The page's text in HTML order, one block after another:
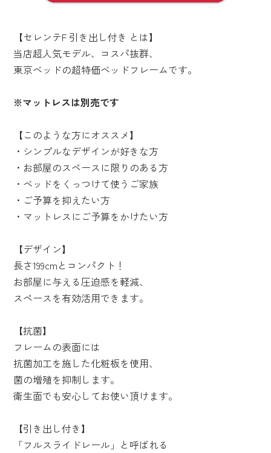
【セレンテF 引き出し付き とは】
当店超人気モデル、コスパ抜群、
東京ベッドの超特価ベッドフレームです。
※マットレスは別売です
【このような方にオススメ】
・シンプルなデザインが好きな方
・お部屋のスペースに限りのある方
・ベッドをくっつけて使うご家族
・ご予算を抑えたい方
・マットレスにご予算をかけたい方
【デザイン】
長さ199cmとコンパクト！
お部屋に与える圧迫感を軽減、
スペースを有効活用できます。
【抗菌】
フレームの表面には
抗菌加工を施した化粧板を使用、
菌の増殖を抑制します。
衛生面でも安心してお使い頂けます。
【引き出し付き】
「フルスライドレール」と呼ばれる